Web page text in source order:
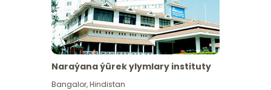
Naraýana ýürek ylymlary instituty
Bangalor,Hindistan